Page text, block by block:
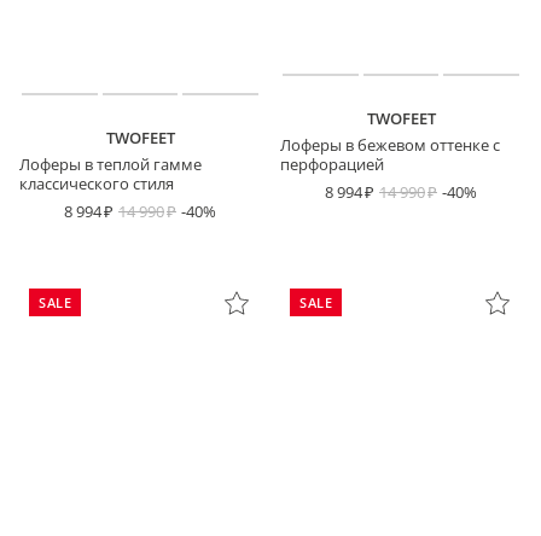
TWOFEET
Лоферы в теплой гамме
классического стиля
8 994
14 990 -40%
TWOFEET
Лоферы в бежевом оттенке с
перфорацией
8 994
14 990 -40%
SALE SALE